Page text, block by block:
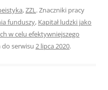
,ZZL. Znaczniki pracy
funduszy, Kapitał ludzki jako
w celu efektywniejszego
do serwisu 2 lipca 2020.